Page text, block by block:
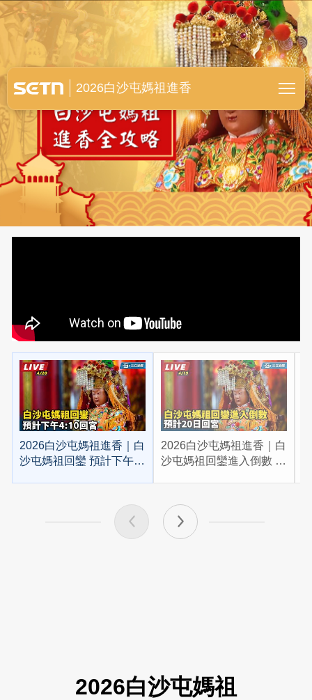
白沙屯媽祖進香全紀錄
2026白沙屯媽祖進香
2026白沙屯媽祖進香｜白
沙屯媽祖回鑾 預計下午
2026白沙屯媽祖進香｜白
沙屯媽祖回鑾進入倒數 預
2026白沙屯媽祖